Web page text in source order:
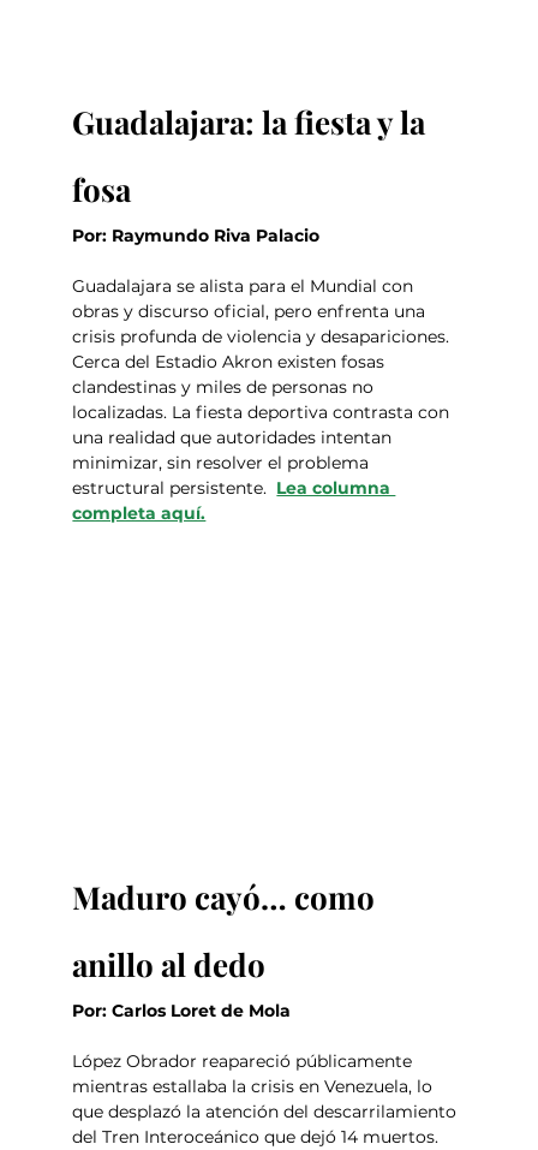
Guadalajara: la fiesta y la
fosa
Por: Raymundo Riva Palacio
Guadalajara se alista para el Mundial con
obras y discurso oficial, pero enfrenta una
crisis profunda de violencia y desapariciones.
Cerca del Estadio Akron existen fosas
clandestinas y miles de personas no
localizadas. La fiesta deportiva contrasta con
una realidad que autoridades intentan
minimizar, sin resolver el problema
estructural persistente. Lea columna
completa aquí.
Maduro cayó… como
anillo al dedo
Por: Carlos Loret de Mola
López Obrador reapareció públicamente
mientras estallaba la crisis en Venezuela, lo
que desplazó la atención del descarrilamiento
del Tren Interoceánico que dejó 14 muertos.